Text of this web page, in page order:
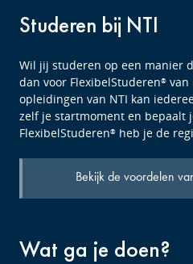
Studeren bij NTI
Wil jij studeren op een manier
dan voor FlexibelStuderen® van
opleidingen van NTI kan
zelf je startmoment en bepaalt
FlexibelStuderen® heb je de
Bekijk de voordelen
Wat ga je doen?